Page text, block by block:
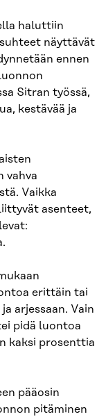
haluttiin
näyttävät
ennen
Sitran työssä,
kestävää ja
vahva
Vaikka
asenteet,
erittäin tai
arjessaan. Vain
pidä luontoa
kaksi prosenttia
pääosin
pitäminen